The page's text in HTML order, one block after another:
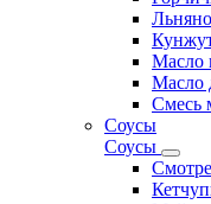
Масло
Масло
Смесь
Соусы
Соусы